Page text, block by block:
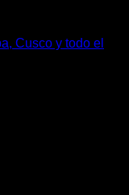
Cusco y todo el